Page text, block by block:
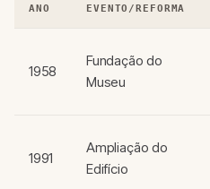
ANO EVENTO/REFORMA
1958
Fundação do
Museu
1991
Ampliação do
Edifício